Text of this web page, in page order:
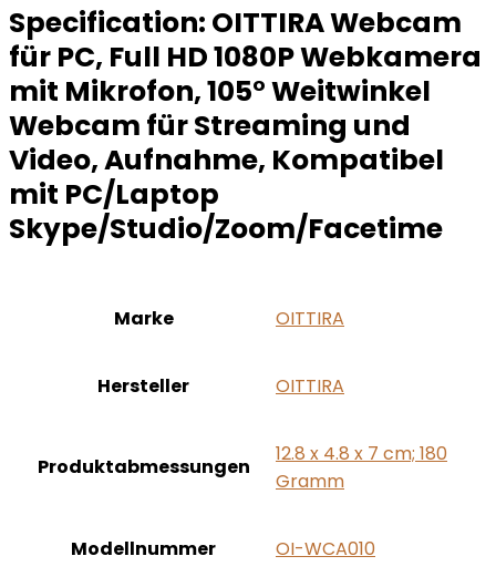
Specification: OITTIRA Webcam
für PC, Full HD 1080P Webkamera
mit Mikrofon, 105° Weitwinkel
Webcam für Streaming und
Video, Aufnahme, Kompatibel
mit PC/Laptop
Skype/Studio/Zoom/Facetime
Marke ‎OITTIRA
Hersteller ‎OITTIRA
Produktabmessungen
‎12.8 x 4.8 x 7 cm; 180
Gramm
Modellnummer ‎OI-WCA010